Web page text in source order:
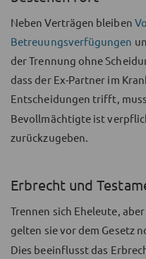
Neben Verträgen bleiben
Betreuungsverfügungen
der Trennung ohne
dass der Ex-Partner im
Entscheidungen trifft,
Bevollmächtigte ist
zurückzugeben.
Erbrecht und
Trennen sich Eheleute,
gelten sie vor dem Gesetz
Dies beeinflusst das